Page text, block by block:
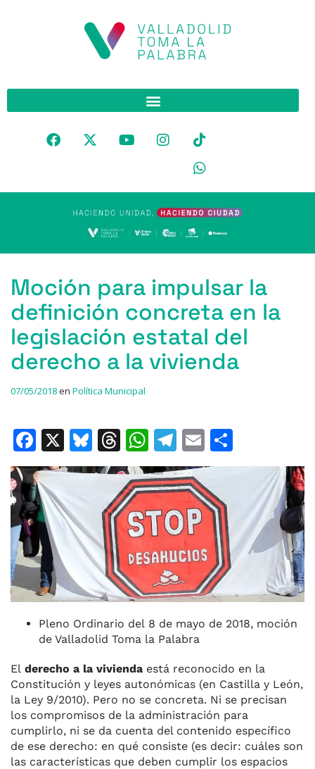
Moción para impulsar la
definición concreta en la
legislación estatal del
derecho a la vivienda
07/05/2018en Política Municipal
F
a
c
e
b
o
o
k
X
Bl
u
s
k
y
T
h
re
a
d
s
W
h
at
s
A
p
p
T
el
e
gr
a
m
E
m
ai
l
o
ar
ti
Pleno Ordinario del 8 de mayo de 2018, moción
de Valladolid Toma la Palabra
El derecho a la vivienda está reconocido en la
Constitución y leyes autonómicas (en Castilla y León,
la Ley 9/2010). Pero no se concreta. Ni se precisan
los compromisos de la administración para
cumplirlo, ni se da cuenta del contenido específico
de ese derecho: en qué consiste (es decir: cuáles son
las características que deben cumplir los espacios